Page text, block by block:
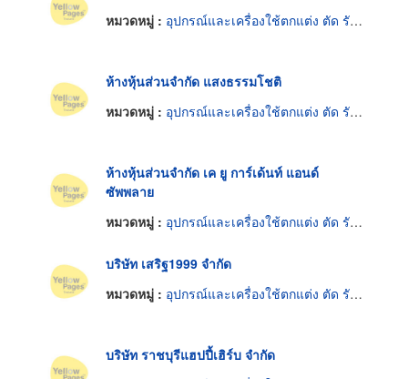
หมวดหมู่ : อุปกรณ์และเครื่องใช้ตกแต่ง ตัด รักษาต้นไม้
ห้างหุ้นส่วนจำกัด แสงธรรมโชติ
หมวดหมู่ : อุปกรณ์และเครื่องใช้ตกแต่ง ตัด รักษาต้นไม้
ห้างหุ้นส่วนจำกัด เค ยู การ์เด้นท์ แอนด์
ซัพพลาย
หมวดหมู่ : อุปกรณ์และเครื่องใช้ตกแต่ง ตัด รักษาต้นไม้
บริษัท เสริฐ1999 จำกัด
หมวดหมู่ : อุปกรณ์และเครื่องใช้ตกแต่ง ตัด รักษาต้นไม้
บริษัท ราชบุรีแฮปปี้เฮิร์บ จำกัด